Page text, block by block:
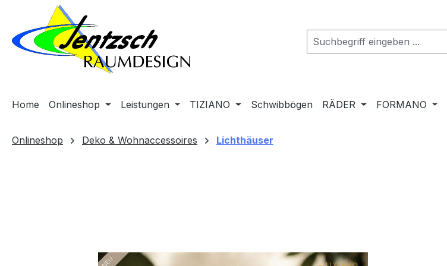
Hauptinhalt springen
Zur Suche springen
Zur Hauptnavigation springen
Home Onlineshop Leistungen TIZIANO Schwibbögen RÄDER FORMANO
Onlineshop Deko & Wohnaccessoires Lichthäuser